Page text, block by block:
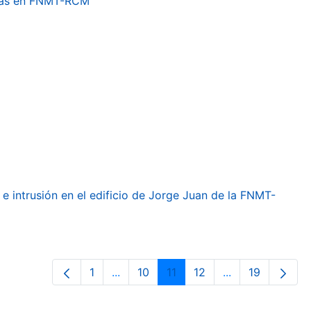
intrusión en el edificio de Jorge Juan de la FNMT-
Página
1 ...Páginas intermedias Use TAB para
Página
10 Página
11 Página
12 ...PáginasPágina
19